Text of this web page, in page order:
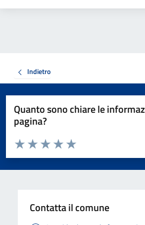
Indietro
Quanto sono chiare le
pagina?
Valuta da 1 a 5 stelle la pagina
Valuta 5 stelle su 5
Valuta 4 stelle su 5
Valuta 3 stelle su 5
Valuta 2 stelle su 5
Valuta 1 stelle su 5
Contatta il comune